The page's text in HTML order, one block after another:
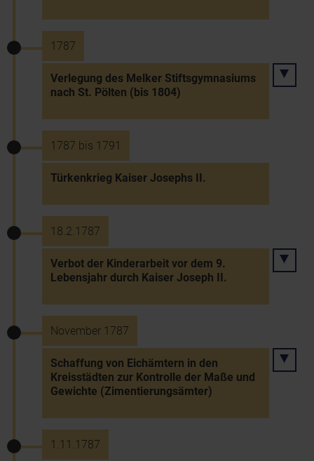
1787
Verlegung des Melker Stiftsgymnasiums
nach St. Pölten (bis 1804)
1787 bis 1791
Türkenkrieg Kaiser Josephs II.
18.2.1787
Verbot der Kinderarbeit vor dem 9.
Lebensjahr durch Kaiser Joseph II.
November 1787
Schaffung von Eichämtern in den
Kreisstädten zur Kontrolle der Maße und
Gewichte (Zimentierungsämter)
1.11.1787